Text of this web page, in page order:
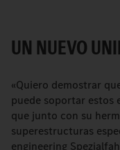
UN NUEVO
«Quiero demostrar
puede soportar estos
que junto con su
superestructuras
engineering